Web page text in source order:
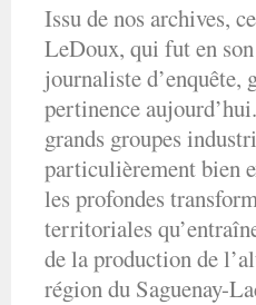
Issu de nos archives,
LeDoux, qui fut en
journaliste d’enquête,
pertinence
grands groupes
particulièrement bien
les profondes
territoriales
de la production de
région du Saguenay-